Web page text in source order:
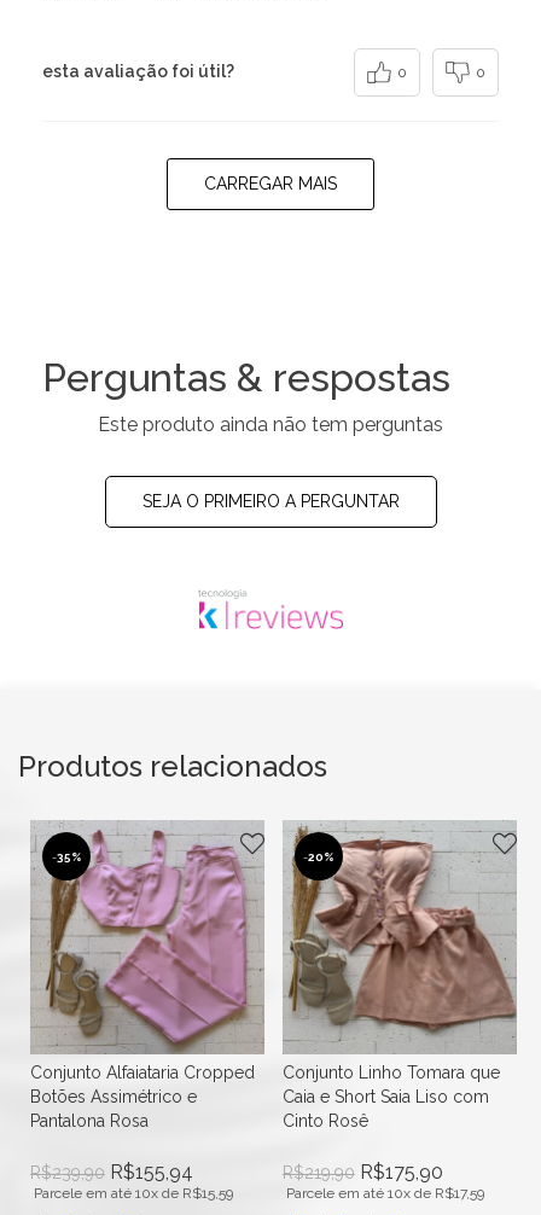
esta avaliação foi útil? 0 0
CARREGAR MAIS
Perguntas & respostas
Este produto ainda não tem perguntas
SEJA O PRIMEIRO A PERGUNTAR
Produtos relacionados
-35%
Conjunto Alfaiataria Cropped
Botões Assimétrico e
Pantalona Rosa
R$239,90 R$155,94
Parcele em até 10x de R$15,59
-20%
Conjunto Linho Tomara que
Caia e Short Saia Liso com
Cinto Rosê
R$219,90 R$175,90
Parcele em até 10x de R$17,59